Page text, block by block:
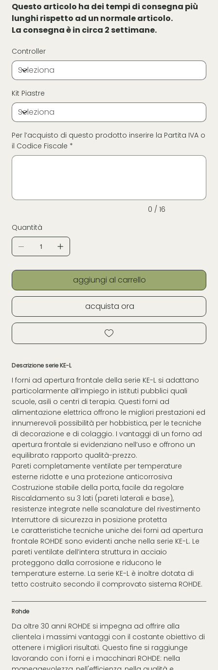
Questo articolo ha dei tempi di consegna più
lunghi rispetto ad un normale articolo.
La consegna è in circa 2 settimane.
Controller
Kit Piastre
Per l’acquisto di questo prodotto inserire la Partita IVA o
il Codice Fiscale *
a
0 / 16
Quantità
aggiungi al carrello
acquista ora
Descrizione serie KE-L
I forni ad apertura frontale della serie KE-L si adattano
particolarmente all’impiego in istituti pubblici quali
scuole, asili o centri di terapia. Questi forni ad
alimentazione elettrica offrono le migliori prestazioni ed
innumerevoli possibilità per hobbistica, per le tecniche
di decorazione e di colaggio. I vantaggi di un forno ad
apertura frontale si evidenziano nell’uso e offrono un
equilibrato rapporto qualità-prezzo.
Pareti completamente ventilate per temperature
esterne ridotte e una protezione anticorrosiva
Costruzione stabile della porta, facile da regolare
Riscaldamento su 3 lati (pareti laterali e base),
resistenze integrate nelle scanalature del rivestimento
Interruttore di sicurezza in posizione protetta
Le caratteristiche tecniche uniche dei forni ad apertura
frontale ROHDE sono evidenti anche nella serie KE-L. Le
pareti ventilate dell’intera struttura in acciaio
proteggono dalla corrosione e riducono le
temperature esterne. La serie KE-L è inoltre dotata di
tetto costruito secondo il comprovato sistema ROHDE.
Rohde
Da oltre 30 anni ROHDE si impegna ad offrire alla
clientela i massimi vantaggi con il costante obiettivo di
ottenere i migliori risultati. Questo fine si raggiunge
lavorando con i forni e i macchinari ROHDE: nella